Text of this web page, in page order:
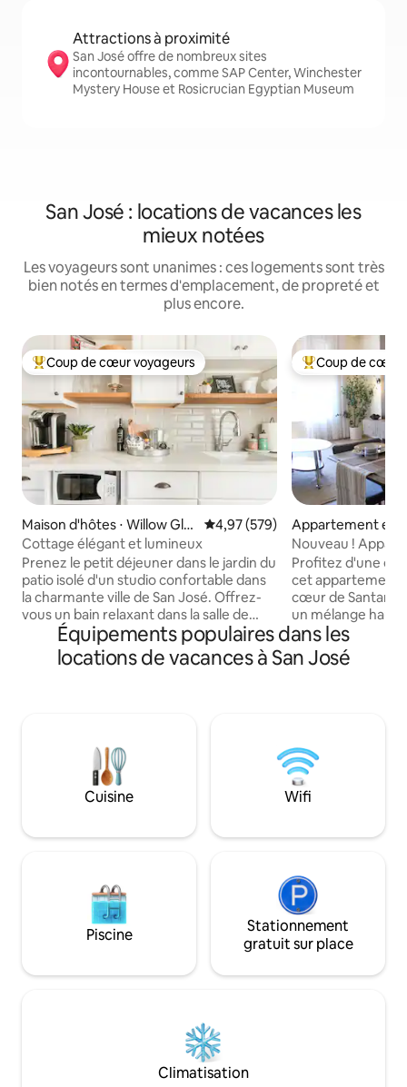
Attractions à proximité
San José offre de nombreux sites
incontournables, comme SAP Center, Winchester
Mystery House et Rosicrucian Egyptian Museum
San José : locations de vacances les
mieux notées
Les voyageurs sont unanimes : ces logements sont très
bien notés en termes d'emplacement, de propreté et
plus encore.
Coups de cœur voyageurs les plus appréciés
Coup de cœur voyageurs
Maison d'hôtes ⋅ Willow Gle
n
Évaluation moyenne sur la
4,97 (579)
Cottage élégant et lumineux
Prenez le petit déjeuner dans le jardin du
patio isolé d'un studio confortable dans
la charmante ville de San José. Offrez-
vous un bain relaxant dans la salle de
bain toute blanche, détendez-vous avec
un livre dans une chaise ancienne sous la
fenêtre à guillotine ou blottissez-vous
salle de bain complète. Roku TV,
climatisation/chauffage et un foyer
électrique pour se détendre.
Kitchenette entièrement équipée et
se détendre. Chalet indépendant, avec
une entrée sécurisée dans le chalet.
Profitez d'un patio privé qui est
également disponible pour les
voyageurs. Nous donnerons à nos
sommes disponibles par téléphone ou
branché de South Bay à San José et dans
la Silicon Valley. Le centre-ville est à deux
pâtés de maisons, avec des restaurants
populaires, des banques, des
Coups de cœur
Coup de cœur
Appartement en
San Jose
Nouveau !
Santana Row
Profitez d'une
cet appartement
cœur de Santana
un mélange haut
résidentiels,
restauration
Valley. Profitez de restaurants
Faites une courte
Westfield Valley
votre voyage
restauration, de
autoroutes 17,
Équipements populaires dans les
locations de vacances à San José
Cuisine Wifi
Piscine
Stationnement
gratuit sur place
Climatisation